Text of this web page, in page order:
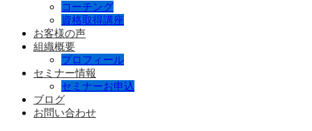
コーチング
資格取得講座
お客様の声
組織概要
プロフィール
セミナー情報
セミナーお申込
ブログ
お問い合わせ